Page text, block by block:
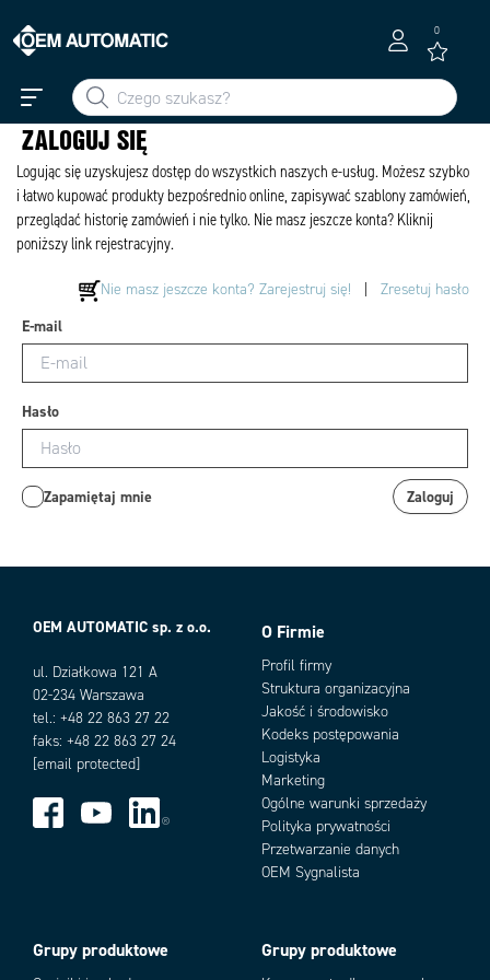
0
ZALOGUJ SIĘ
Logując się uzyskujesz dostęp do wszystkich naszych e-usług. Możesz szybko
i łatwo kupować produkty bezpośrednio online, zapisywać szablony zamówień,
przeglądać historię zamówień i nie tylko. Nie masz jeszcze konta? Kliknij
poniższy link rejestracyjny.
Nie masz jeszcze konta? Zarejestruj się! Zresetuj hasło
E-mail
Hasło
Zapamiętaj mnie Zaloguj
OEM AUTOMATIC sp. z o.o.
ul. Działkowa 121 A
02-234 Warszawa
tel.: +48 22 863 27 22
faks: +48 22 863 27 24
[email protected]
O Firmie
Profil firmy
Struktura organizacyjna
Jakość i środowisko
Kodeks postępowania
Logistyka
Marketing
Ogólne warunki sprzedaży
Polityka prywatności
Przetwarzanie danych
OEM Sygnalista
Grupy produktowe Grupy produktowe